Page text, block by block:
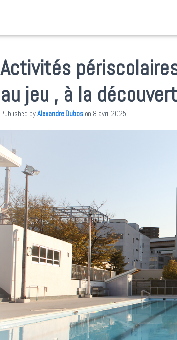
Activités
au jeu , à la
Published byAlexandre Dubos on 8 avril 2025